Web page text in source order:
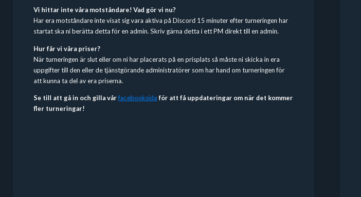
Vi hittar inte våra motståndare! Vad gör vi nu?
Har era motståndare inte visat sig vara aktiva på Discord 15 minuter efter turneringen har
startat ska ni berätta detta för en admin. Skriv gärna detta i ett PM direkt till en admin.
Hur får vi våra priser?
När turneringen är slut eller om ni har placerats på en prisplats så måste ni skicka in era
uppgifter till den eller de tjänstgörande administratörer som har hand om turneringen för
att kunna ta del av era priserna.
Se till att gå in och gilla vårfacebooksida för att få uppdateringar om när det kommer
fler turneringar!